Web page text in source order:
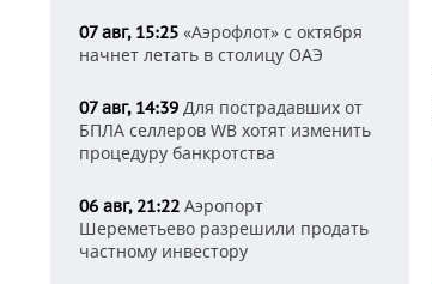
07 авг, 15:25 «Аэрофлот» с октября
начнет летать в столицу ОАЭ
07 авг, 14:39 Для пострадавших от
БПЛА селлеров WB хотят изменить
процедуру банкротства
06 авг, 21:22 Аэропорт
Шереметьево разрешили продать
частному инвестору